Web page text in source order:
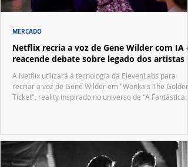
Netflix recria a voz de Gene Wilder com IA e
reacende debate sobre legado dos artistas
A Netflix utilizará a tecnologia da ElevenLabs para
recriar a voz de Gene Wilder em "Wonka's The Golden
Ticket", reality inspirado no universo de "A Fantástica
MERCADO